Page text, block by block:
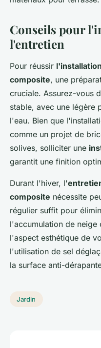
Conseils pour
l'entretien
Pour réussir
composite, une
cruciale. Assurez-vous
stable, avec une légère
l'eau. Bien que
comme un projet de
solives, solliciter une
garantit une finition
Durant l'hiver, l'
composite nécessite
régulier suffit pour
l'accumulation de neige
l'aspect esthétique de
l'utilisation de sel
la surface anti-
Jardin